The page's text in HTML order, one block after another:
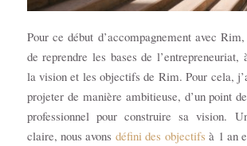
Pour ce début d’accompagnement avec
de reprendre les bases de l’entrepreneuriat,
la vision et les objectifs de Rim. Pour cela,
projeter de manière ambitieuse, d’un point
professionnel pour construire sa vision.
claire, nous avons défini des objectifs à 1 an